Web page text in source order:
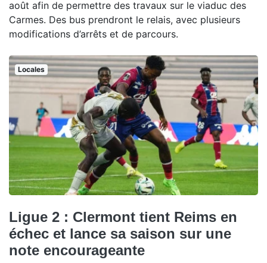
août afin de permettre des travaux sur le viaduc des
Carmes. Des bus prendront le relais, avec plusieurs
modifications d’arrêts et de parcours.
Locales
Ligue 2 : Clermont tient Reims en
échec et lance sa saison sur une
note encourageante